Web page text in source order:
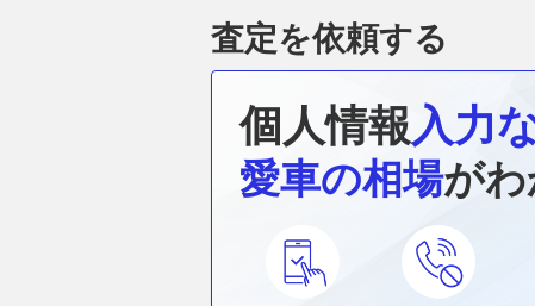
査定を依頼する
個人情報入力
愛車の相場が